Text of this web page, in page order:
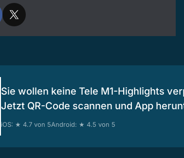
Sie wollen keine Tele M1-Highlights
Jetzt QR-Code scannen und App
iOS: ★ 4.7 von 5Android: ★ 4.5 von 5